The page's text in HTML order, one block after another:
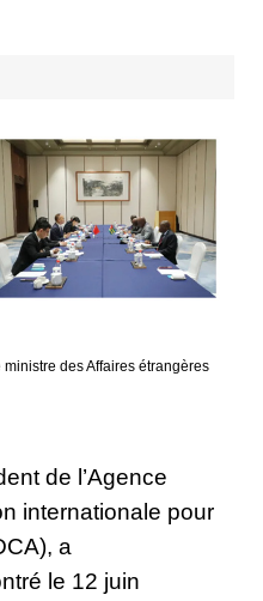
des Affaires étrangères
de l’Agence
internationale pour
a
le 12 juin